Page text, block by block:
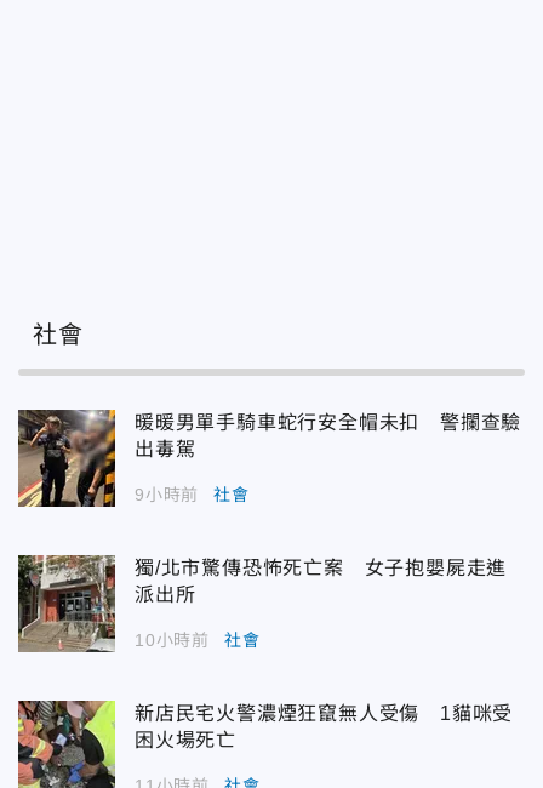
社會
暖暖男單手騎車蛇行安全帽未扣 警攔查驗
出毒駕
9小時前 社會
獨/北市驚傳恐怖死亡案 女子抱嬰屍走進
派出所
10小時前 社會
新店民宅火警濃煙狂竄無人受傷 1貓咪受
困火場死亡